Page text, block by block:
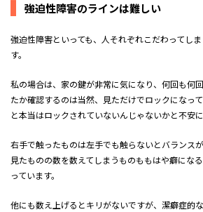
強迫性障害のラインは難しい
強迫性障害といっても、人それぞれこだわってし
す。
私の場合は、家の鍵が非常に気になり、何回も何
たか確認するのは当然、見ただけでロックになっ
と本当はロックされていないんじゃないかと不安に
右手で触ったものは左手でも触らないとバランス
見たものの数を数えてしまうものももはや癖にな
っています。
他にも数え上げるとキリがないですが、潔癖症的